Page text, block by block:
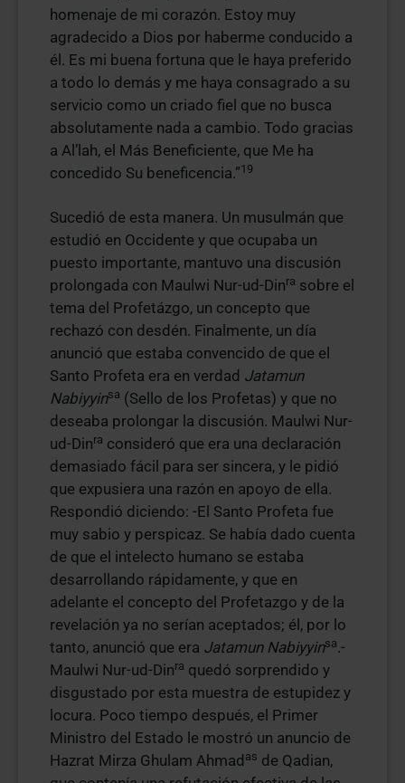
homenaje de mi corazón. Estoy muy
agradecido a Dios por haberme conducido a
él. Es mi buena fortuna que le haya preferido
a todo lo demás y me haya consagrado a su
servicio como un criado fiel que no busca
absolutamente nada a cambio. Todo gracias
a Al’lah, el Más Beneficiente, que Me ha
concedido Su beneficencia.”19
Sucedió de esta manera. Un musulmán que
estudió en Occidente y que ocupaba un
puesto importante, mantuvo una discusión
prolongada con Maulwi Nur-ud-Dinra sobre el
tema del Profetázgo, un concepto que
rechazó con desdén. Finalmente, un día
anunció que estaba convencido de que el
Santo Profeta era en verdad Jatamun
Nabiyyinsa (Sello de los Profetas) y que no
deseaba prolongar la discusión. Maulwi Nur-
ud-Dinra consideró que era una declaración
demasiado fácil para ser sincera, y le pidió
que expusiera una razón en apoyo de ella.
Respondió diciendo: -El Santo Profeta fue
muy sabio y perspicaz. Se había dado cuenta
de que el intelecto humano se estaba
desarrollando rápidamente, y que en
adelante el concepto del Profetazgo y de la
revelación ya no serían aceptados; él, por lo
tanto, anunció que era Jatamun Nabiyyinsa.-
Maulwi Nur-ud-Dinra quedó sorprendido y
disgustado por esta muestra de estupidez y
locura. Poco tiempo después, el Primer
Ministro del Estado le mostró un anuncio de
Hazrat Mirza Ghulam Ahmad as de Qadian,